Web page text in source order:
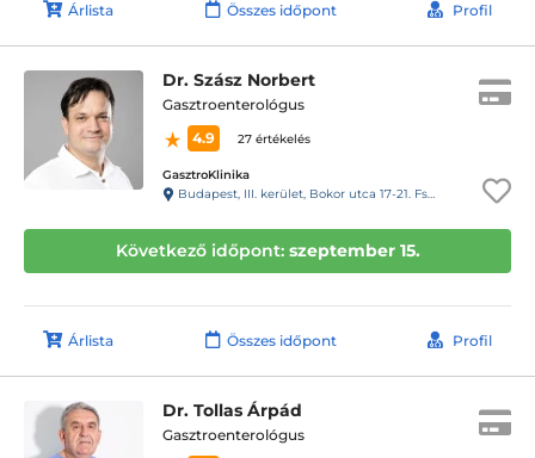
Árlista Összes időpont Profil
Dr. Szász Norbert
Gasztroenterológus
4.9
27 értékelés
GasztroKlinika
Budapest, III. kerület, Bokor utca 17-21. Fszt.
Következő időpont: szeptember 15.
Árlista Összes időpont Profil
Dr. Tollas Árpád
Gasztroenterológus